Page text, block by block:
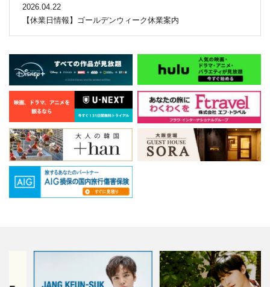
2026.04.22
【休業日情報】ゴールデンウィーク休業案内